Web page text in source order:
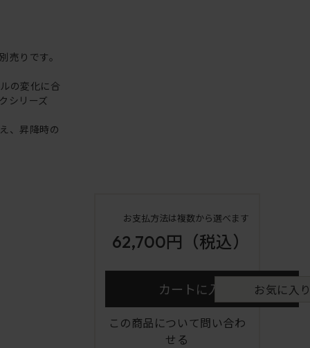
りです。
の変化に合
シリーズ
、昇降時の
お支払方法は複数から選べます
62,700円 （税込）
カートに入れる お気に入
この商品について問い合わ
せる